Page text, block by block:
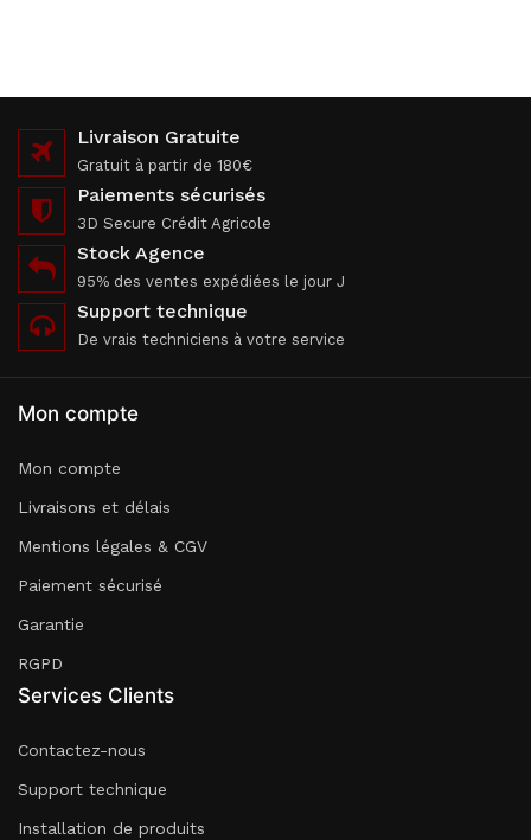
Livraison Gratuite
Gratuit à partir de 180€
Paiements sécurisés
3D Secure Crédit Agricole
Stock Agence
95% des ventes expédiées le jour J
Support technique
De vrais techniciens à votre service
Mon compte
Mon compte
Livraisons et délais
Mentions légales & CGV
Paiement sécurisé
Garantie
RGPD
Services Clients
Contactez-nous
Support technique
Installation de produits